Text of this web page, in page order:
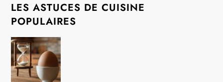
LES ASTUCES DE CUISINE
POPULAIRES